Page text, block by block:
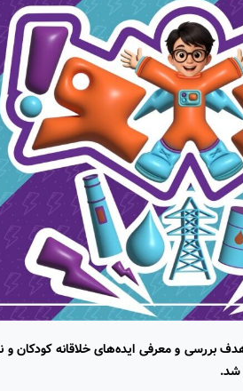
بررسی و معرفی ایده‌های خلاقانه کودکان و
شد.